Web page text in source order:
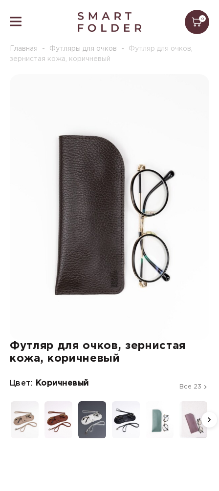
0
Главная - Футляры для очков -
Футляр для очков,
зернистая кожа, коричневый
Футляр для очков, зернистая
кожа, коричневый
Цвет: Коричневый Все 23